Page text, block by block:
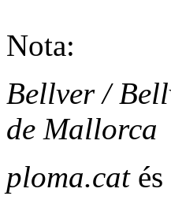
Nota:
Bellver /
de Mallorca
ploma.catés